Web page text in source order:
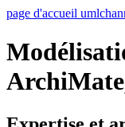
page d'accueil